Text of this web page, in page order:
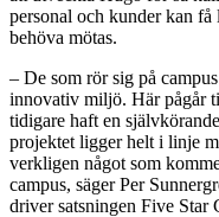
personal och kunder kan
behöva mötas.
– De som rör sig på
innovativ miljö. Här pågår
tidigare haft en
projektet ligger helt i linje
verkligen något som
campus, säger Per
driver satsningen Five Star